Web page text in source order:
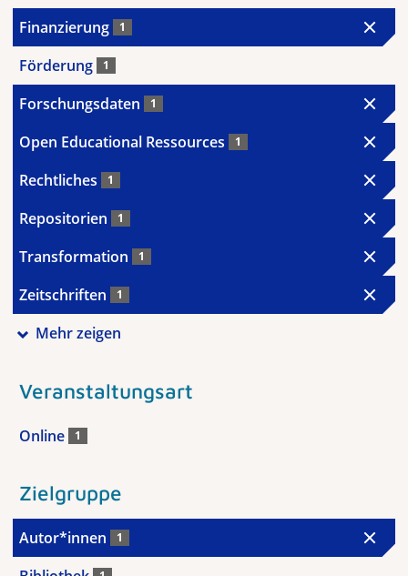
Finanzierung 1
Förderung 1
Forschungsdaten 1
Open Educational Ressources 1
Rechtliches 1
Repositorien 1
Transformation 1
Zeitschriften 1
Mehr zeigen
Veranstaltungsart
Online 1
Zielgruppe
Autor*innen 1